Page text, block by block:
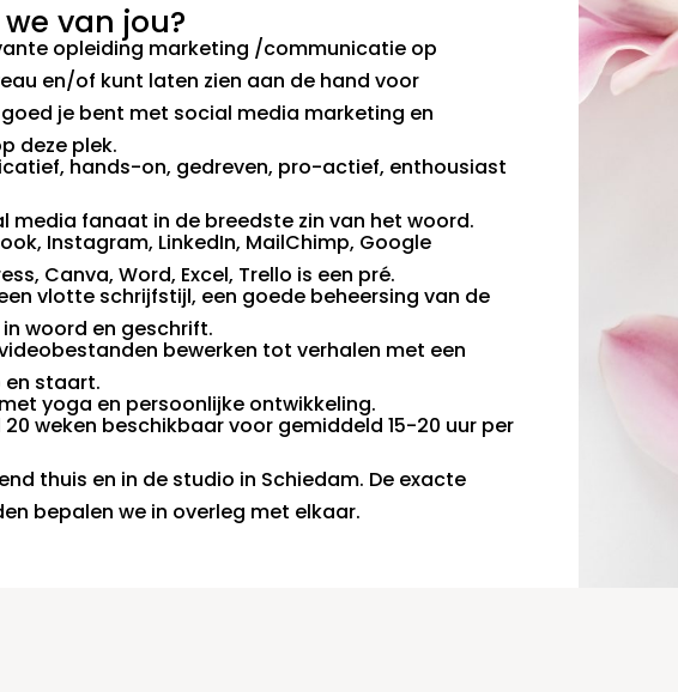
van jou?
opleiding marketing /communicatie op
en/of kunt laten zien aan de hand voor
je bent met social media marketing en
deze plek.
hands-on, gedreven, pro-actief, enthousiast
media fanaat in de breedste zin van het woord.
Instagram, LinkedIn, MailChimp, Google
Canva, Word, Excel, Trello is een pré.
vlotte schrijfstijl, een goede beheersing van de
woord en geschrift.
bewerken tot verhalen met een
en staart.
yoga en persoonlijke ontwikkeling.
weken beschikbaar voor gemiddeld 15-20 uur per
thuis en in de studio in Schiedam. De exacte
bepalen we in overleg met elkaar.